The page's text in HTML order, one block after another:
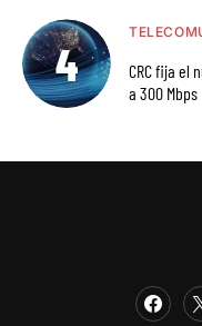
CRC fija el
a 300 Mbps